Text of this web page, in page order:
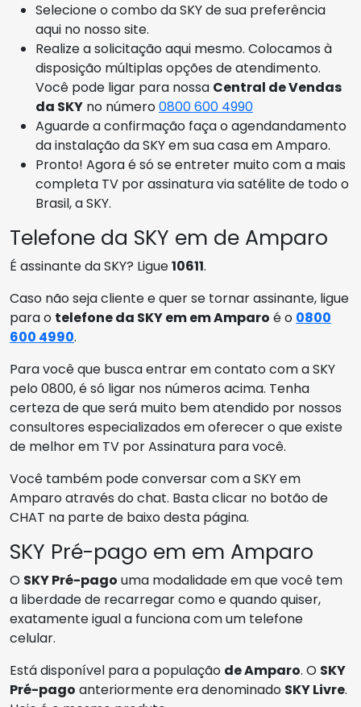
Selecione o combo da SKY de sua preferência
aqui no nosso site.
Realize a solicitação aqui mesmo. Colocamos à
disposição múltiplas opções de atendimento.
Você pode ligar para nossa Central de Vendas
da SKY no número0800 600 4990
Aguarde a confirmação faça o agendandamento
da instalação da SKY em sua casa em Amparo.
Pronto! Agora é só se entreter muito com a mais
completa TV por assinatura via satélite de todo o
Brasil, a SKY.
Telefone da SKY em de Amparo
É assinante da SKY? Ligue10611.
Caso não seja cliente e quer se tornar assinante, ligue
para o telefone da SKY em em Amparo é o 0800
600 4990.
Para você que busca entrar em contato com a SKY
pelo 0800, é só ligar nos números acima. Tenha
certeza de que será muito bem atendido por nossos
consultores especializados em oferecer o que existe
de melhor em TV por Assinatura para você.
Você também pode conversar com a SKY em
Amparo através do chat. Basta clicar no botão de
CHAT na parte de baixo desta página.
SKY Pré-pago em em Amparo
O SKY Pré-pago uma modalidade em que você tem
a liberdade de recarregar como e quando quiser,
exatamente igual a funciona com um telefone
celular.
Está disponível para a população de Amparo. O SKY
Pré-pago anteriormente era denominado SKY Livre.